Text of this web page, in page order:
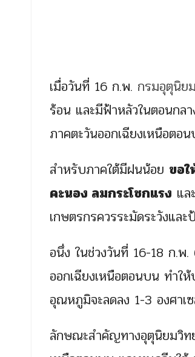
เมื่อวันที่ 16 ก.พ. กรมอุตุนิย
ร้อน และมีฟ้าหลัวในตอนกล
ภาคตะวันออกเฉียงเหนือตอ
สำหรับภาคใต้มีฝนน้อย ขอ
คะนอง ลมกระโชกแรง แ
เกษตรกรควรระมัดระวังแล
อนึ่ง ในช่วงวันที่ 16-18 ก.พ
ออกเฉียงเหนือตอนบน ทำใ
อุณหภูมิจะลดลง 1-3 องศาเ
ลักษณะสำคัญทางอุตุนิยมวิท